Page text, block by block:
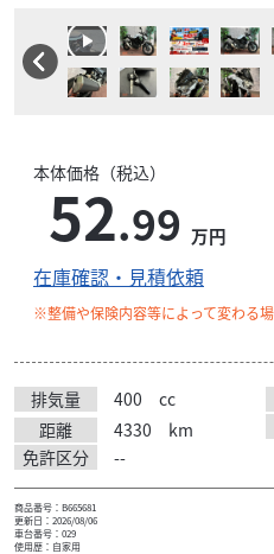
本体価格（税込）
52.99 万円
在庫確認・見積依頼
※整備や保険内容等によって変わる
排気量 400 cc
距離
4330 km
免許区分
--
商品番号：B665681
更新日：2026/08/06
車台番号：029
使用歴：自家用